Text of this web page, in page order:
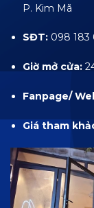
P. Kim Mã
SĐT: 098 183
Giờ mở cửa:
Fanpage/
Giá tham